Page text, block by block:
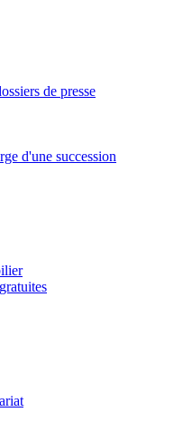
de presse
d'une succession